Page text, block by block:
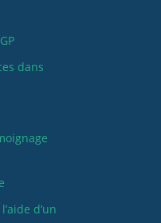
dans
d’un